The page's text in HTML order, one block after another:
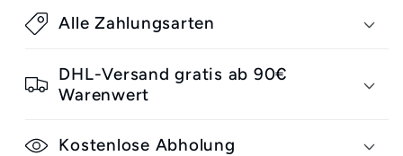
Organic
Vitruvian
Shirt
mustard
Vitruvian
Shirt
mustard
Alle Zahlungsarten
DHL-Versand gratis ab 90€
Warenwert
Kostenlose Abholung